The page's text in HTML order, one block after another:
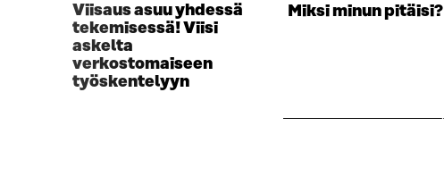
Viisaus asuu yhdessä
tekemisessä! Viisi
askelta
verkostomaiseen
työskentelyyn
Miksi minun pitäisi?